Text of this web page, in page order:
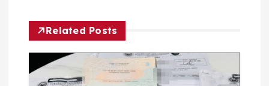
航Related Posts